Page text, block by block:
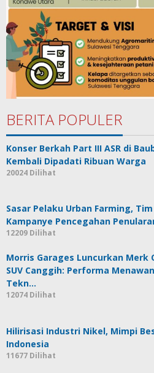
BERITA POPULER
Konser Berkah Part III ASR di
Kembali Dipadati Ribuan Warga
20024 Dilihat
Sasar Pelaku Urban Farming, Tim
Kampanye Pencegahan
12209 Dilihat
Morris Garages Luncurkan
SUV Canggih: Performa
Tekn…
12074 Dilihat
Hilirisasi Industri Nikel, Mimpi
Indonesia
11677 Dilihat